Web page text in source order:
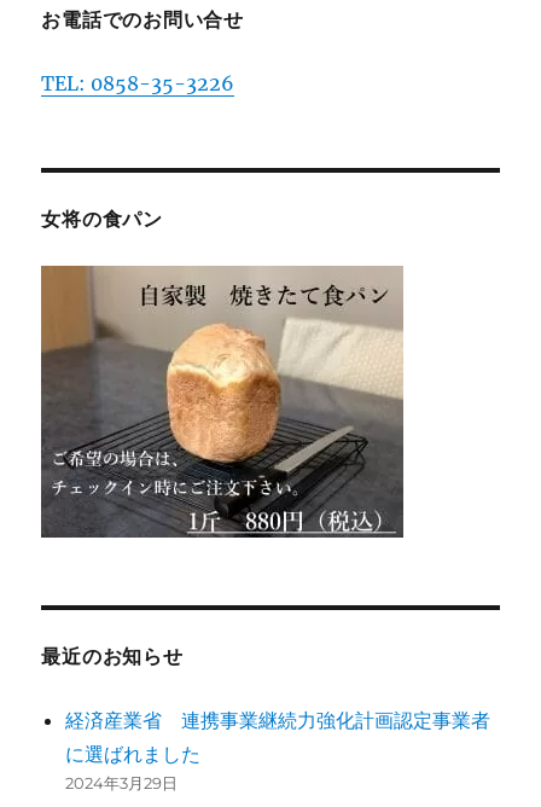
お電話でのお問い合せ
TEL: 0858-35-3226
女将の食パン
最近のお知らせ
経済産業省 連携事業継続力強化計画認定事業者
に選ばれました
2024年3月29日